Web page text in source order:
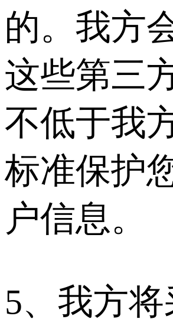
的。我方
这些第三
不低于我
标准保护
户信息。
5、我方将